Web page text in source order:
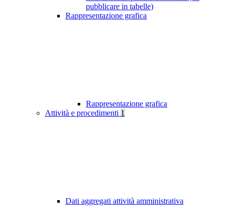
pubblicare in tabelle)
Rappresentazione grafica
Rappresentazione grafica
Attività e procedimenti 1
Dati aggregati attività amministrativa